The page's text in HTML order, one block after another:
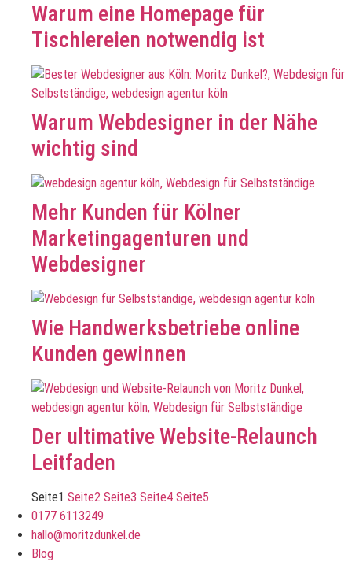
Warum eine Homepage für
Tischlereien notwendig ist
Warum Webdesigner in der Nähe
wichtig sind
Mehr Kunden für Kölner
Marketingagenturen und
Webdesigner
Wie Handwerksbetriebe online
Kunden gewinnen
Der ultimative Website-Relaunch
Leitfaden
Seite1 Seite2 Seite3 Seite4 Seite5
0177 6113249
hallo@moritzdunkel.de
Blog